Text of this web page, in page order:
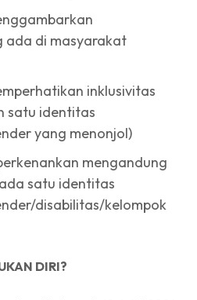
ada di masyarakat
inklusivitas
satu identitas
yang menonjol)
mengandung
satu identitas
disabilitas/kelompok
DIRI?